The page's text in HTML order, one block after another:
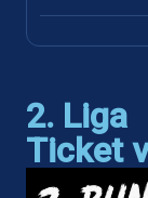
2. Liga
Ticket